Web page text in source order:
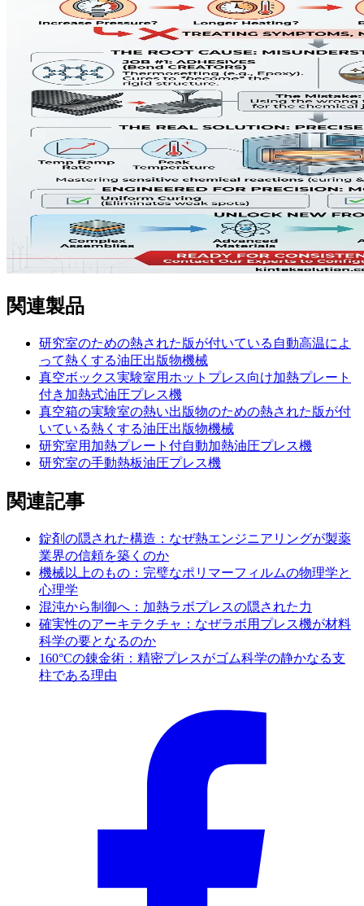
関連製品
研究室のための熱された版が付いている自動高温によ
って熱くする油圧出版物機械
真空ボックス実験室用ホットプレス向け加熱プレート
付き加熱式油圧プレス機
真空箱の実験室の熱い出版物のための熱された版が付
いている熱くする油圧出版物機械
研究室用加熱プレート付自動加熱油圧プレス機
研究室の手動熱板油圧プレス機
関連記事
錠剤の隠された構造：なぜ熱エンジニアリングが製薬
業界の信頼を築くのか
機械以上のもの：完璧なポリマーフィルムの物理学と
心理学
混沌から制御へ：加熱ラボプレスの隠された力
確実性のアーキテクチャ：なぜラボ用プレス機が材料
科学の要となるのか
160°Cの錬金術：精密プレスがゴム科学の静かなる支
柱である理由